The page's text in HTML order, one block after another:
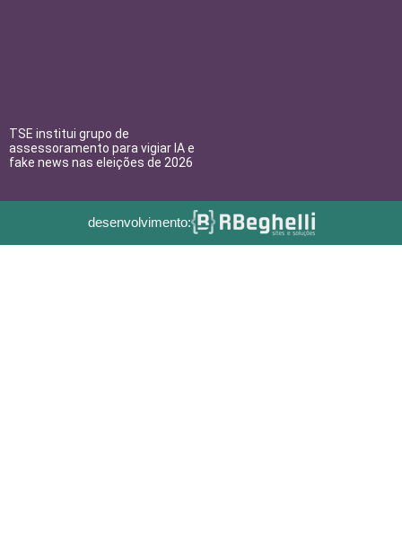
TSE institui grupo de
assessoramento para vigiar IA e
fake news nas eleições de 2026
desenvolvimento: